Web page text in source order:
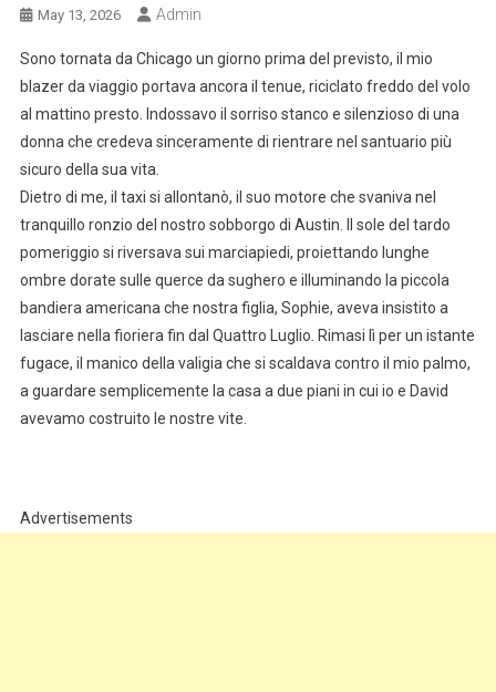
May 13, 2026 Admin
Sono tornata da Chicago un giorno prima del previsto, il mio
blazer da viaggio portava ancora il tenue, riciclato freddo del volo
al mattino presto. Indossavo il sorriso stanco e silenzioso di una
donna che credeva sinceramente di rientrare nel santuario più
sicuro della sua vita.
Dietro di me, il taxi si allontanò, il suo motore che svaniva nel
tranquillo ronzio del nostro sobborgo di Austin. Il sole del tardo
pomeriggio si riversava sui marciapiedi, proiettando lunghe
ombre dorate sulle querce da sughero e illuminando la piccola
bandiera americana che nostra figlia, Sophie, aveva insistito a
lasciare nella fioriera fin dal Quattro Luglio. Rimasi lì per un istante
fugace, il manico della valigia che si scaldava contro il mio palmo,
a guardare semplicemente la casa a due piani in cui io e David
avevamo costruito le nostre vite.
Advertisements